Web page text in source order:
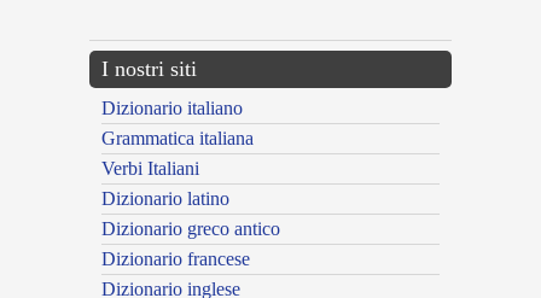
I nostri siti
Dizionario italiano
Grammatica italiana
Verbi Italiani
Dizionario latino
Dizionario greco antico
Dizionario francese
Dizionario inglese